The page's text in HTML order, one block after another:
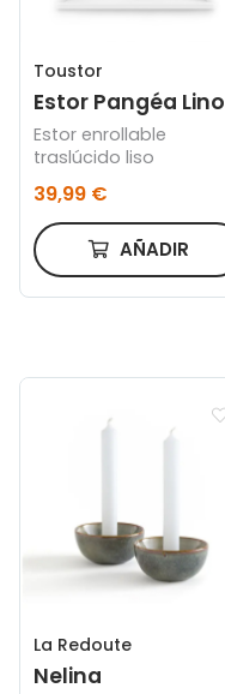
Toustor
Estor Pangéa Lino
Estor enrollable
traslúcido liso
39,99 €
AÑADIR
La Redoute
Nelina